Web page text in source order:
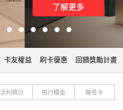
卡友權益 刷卡優惠 回饋獎勵計畫
活利積分 飛行積金 聯名卡